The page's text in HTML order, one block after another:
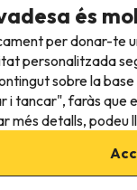
Wc amb barres de
Dutxa adaptada
Dutxa arran de
WC elevat
Silla per a dutxa
és
per donar-te
personalitzada
sobre la
i tancar", faràs que
més detalls, podeu